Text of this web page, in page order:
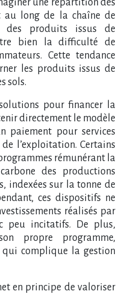
une répartition des
long de la chaîne de
des produits issus de
bien la difficulté de
Cette tendance
les produits issus de
sols.
pour financer la
directement le modèle
paiement pour services
de l’exploitation. Certains
rémunérant la
des productions
indexées sur la tonne de
ces dispositifs ne
réalisés par
peu incitatifs. De plus,
propre programme,
complique la gestion
en principe de valoriser